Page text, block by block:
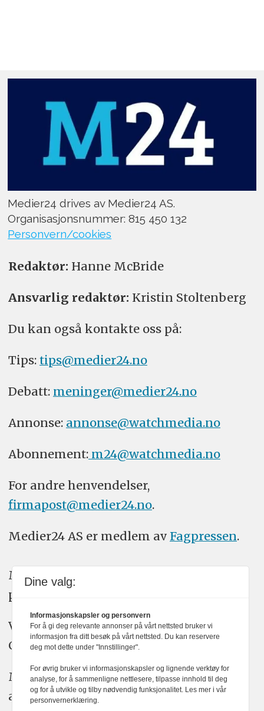
Medier24 drives av Medier24 AS.
Organisasjonsnummer: 815 450 132
Personvern/cookies
Redaktør: Hanne McBride
Ansvarlig redaktør: Kristin Stoltenberg
Du kan også kontakte oss på:
Tips: tips@medier24.no
Debatt: meninger@medier24.no
Annonse: annonse@watchmedia.no
Abonnement:m24@watchmedia.no
For andre henvendelser,
firmapost@medier24.no.
Medier24 AS er medlem av Fagpressen.
Medier24 arbeider etter Vær Varsom-
plakatens regler for god presseskikk.
Vi bruker KI-verktøy som ChatGPT,
Claude, og Gemini i journalistikken vår.
Medier24s redaksjon har alltid det fulle
ansvar for publisert innhold, med eller
Dine valg:
Informasjonskapsler og personvern
For å gi deg relevante annonser på vårt nettsted bruker vi
informasjon fra ditt besøk på vårt nettsted. Du kan reservere
deg mot dette under "Innstillinger".
For øvrig bruker vi informasjonskapsler og lignende verktøy for
analyse, for å sammenligne nettlesere, tilpasse innhold til deg
og for å utvikle og tilby nødvendig funksjonalitet. Les mer i vår
personvernerklæring.